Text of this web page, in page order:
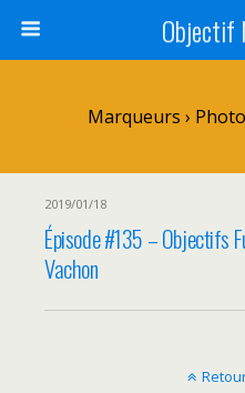
Objectif
Marqueurs ›
2019/01/18
Épisode #135 – Objectifs
Vachon